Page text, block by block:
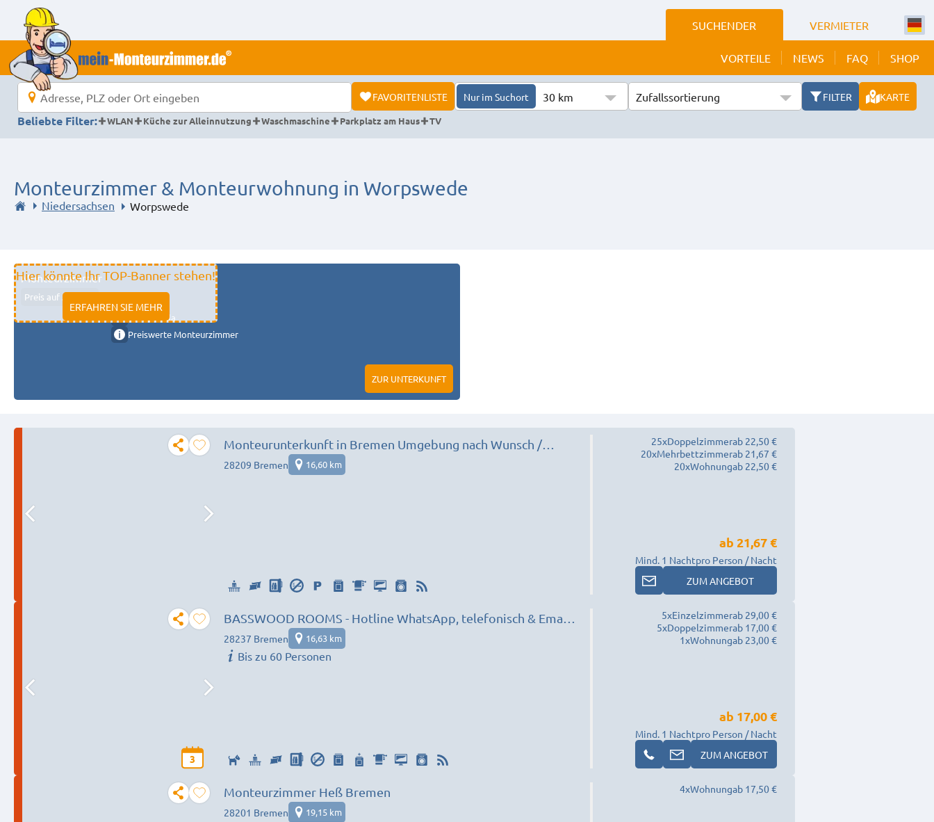
SUCHENDER VERMIETER
VORTEILE NEWS FAQ SHOP
FAVORITENLISTE Nur im Suchort 30 km Zufallssortierung FILTER
KARTE
Beliebte Filter:
WLAN Küche zur Alleinnutzung Waschmaschine Parkplatz am Haus TV
Monteurzimmer & Monteurwohnung in Worpswede
Niedersachsen Worpswede
Hier könnte Ihr TOP-Banner stehen!
ERFAHREN SIE MEHR
Monteurzimmer
Preis auf Anfrage
11333 fulda
Preiswerte Monteurzimmer
ZUR UNTERKUNFT
Monteurunterkunft in Bremen Umgebung nach Wunsch /
Bedürfnis
28209 Bremen 16,60 km
25xDoppelzimmerab 22,50 €
20xMehrbettzimmerab 21,67 €
20xWohnungab 22,50 €
Mind. 1 Nacht
ab 21,67 €
pro Person / Nacht
ZUM ANGEBOT
3
BASSWOOD ROOMS - Hotline WhatsApp, telefonisch & Email
✪✪✪✪✪
28237 Bremen 16,63 km
Bis zu 60 Personen
5xEinzelzimmerab 29,00 €
5xDoppelzimmerab 17,00 €
1xWohnungab 23,00 €
Mind. 1 Nacht
ab 17,00 €
pro Person / Nacht
ZUM ANGEBOT
Monteurzimmer Heß Bremen
28201 Bremen 19,15 km
4xWohnungab 17,50 €